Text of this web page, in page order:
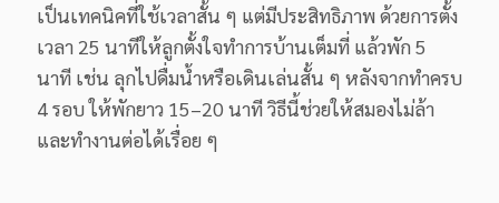
เป็นเทคนิคที่ใช้เวลาสั้น ๆ แต่มีประสิทธิภาพ ด้วยการตั้ง
เวลา 25 นาทีให้ลูกตั้งใจทำการบ้านเต็มที่ แล้วพัก 5
นาที เช่น ลุกไปดื่มน้ำหรือเดินเล่นสั้น ๆ หลังจากทำครบ
4 รอบ ให้พักยาว 15–20 นาที วิธีนี้ช่วยให้สมองไม่ล้า
และทำงานต่อได้เรื่อย ๆ